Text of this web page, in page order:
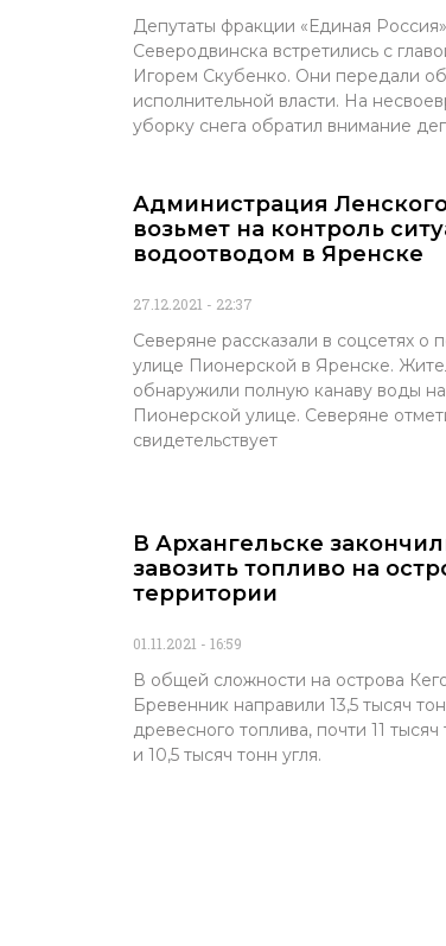
Депутаты фракции «Единая
Северодвинска встретились с
Игорем Скубенко. Они передали
исполнительной власти. На
уборку снега обратил внимание
Администрация
возьмет на контроль
водоотводом в Яренске
27.12.2021 22:37
Северяне рассказали в соцсетях о
улице Пионерской в Яренске.
обнаружили полную канаву воды на
Пионерской улице. Северяне
свидетельствует
В Архангельске
завозить топливо на
территории
01.11.2021 16:59
В общей сложности на острова
Бревенник направили 13,5 тысяч
древесного топлива, почти 11 тысяч
и 10,5 тысяч тонн угля.